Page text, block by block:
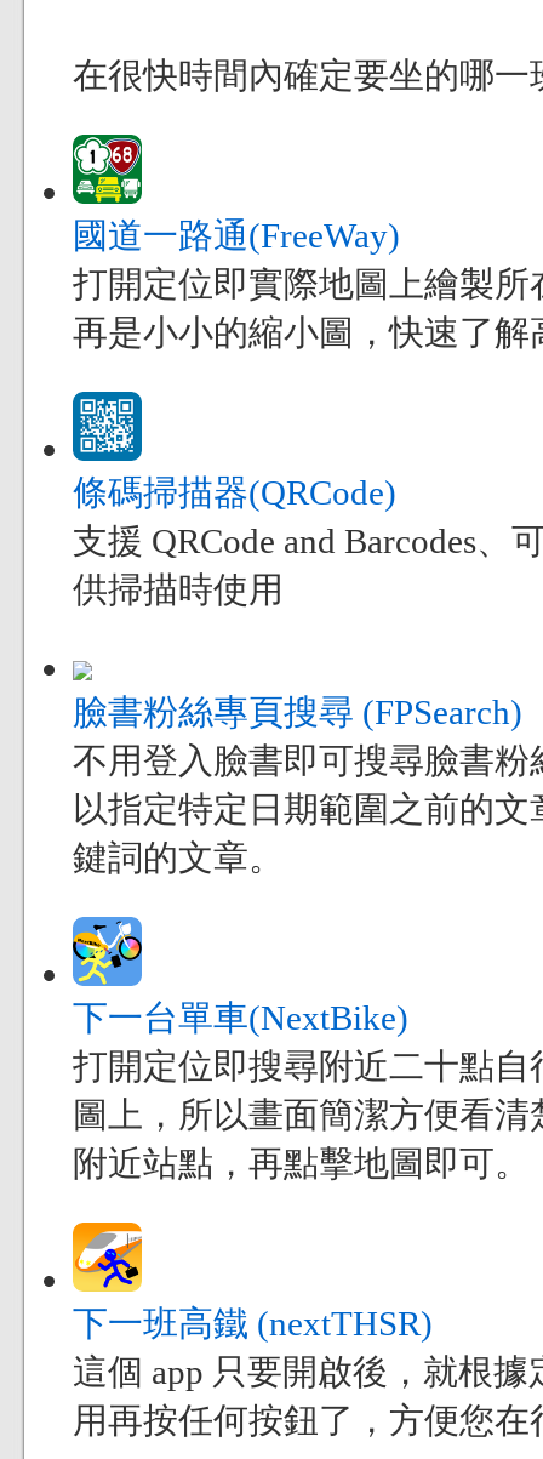
在很快時間內確定要坐的哪一
國道一路通(FreeWay)
打開定位即實際地圖上繪製
再是小小的縮小圖，快速了
條碼掃描器(QRCode)
支援 QRCode and Barcodes
供掃描時使用
臉書粉絲專頁搜尋 (FPSearch)
不用登入臉書即可搜尋臉書
以指定特定日期範圍之前的
鍵詞的文章。
下一台單車(NextBike)
打開定位即搜尋附近二十點
圖上，所以畫面簡潔方便看
附近站點，再點擊地圖即可。
下一班高鐵 (nextTHSR)
這個 app 只要開啟後，就根
用再按任何按鈕了，方便您